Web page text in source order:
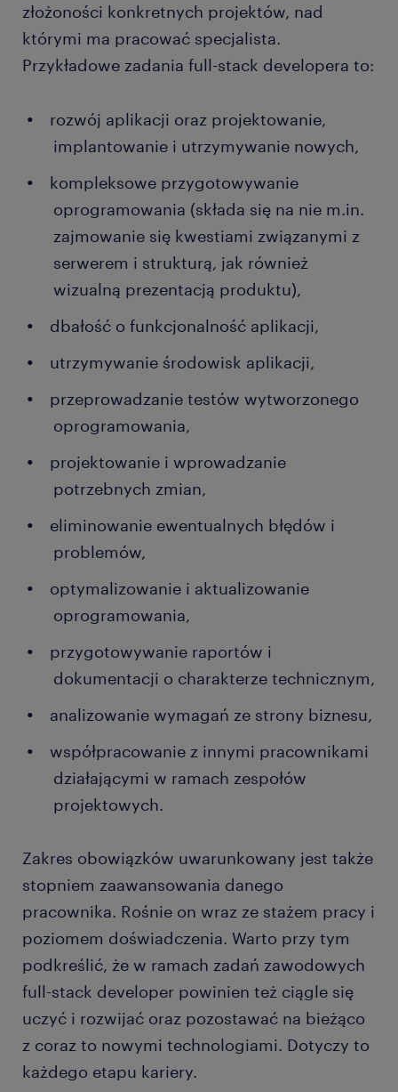
złożoności konkretnych projektów, nad
którymi ma pracować specjalista.
Przykładowe zadania full-stack developera to:
rozwój aplikacji oraz projektowanie,
implantowanie i utrzymywanie nowych,
kompleksowe przygotowywanie
oprogramowania (składa się na nie m.in.
zajmowanie się kwestiami związanymi z
serwerem i strukturą, jak również
wizualną prezentacją produktu),
dbałość o funkcjonalność aplikacji,
utrzymywanie środowisk aplikacji,
przeprowadzanie testów wytworzonego
oprogramowania,
projektowanie i wprowadzanie
potrzebnych zmian,
eliminowanie ewentualnych błędów i
problemów,
optymalizowanie i aktualizowanie
oprogramowania,
przygotowywanie raportów i
dokumentacji o charakterze technicznym,
analizowanie wymagań ze strony biznesu,
współpracowanie z innymi pracownikami
działającymi w ramach zespołów
projektowych.
Zakres obowiązków uwarunkowany jest także
stopniem zaawansowania danego
pracownika. Rośnie on wraz ze stażem pracy i
poziomem doświadczenia. Warto przy tym
podkreślić, że w ramach zadań zawodowych
full-stack developer powinien też ciągle się
uczyć i rozwijać oraz pozostawać na bieżąco
z coraz to nowymi technologiami. Dotyczy to
każdego etapu kariery.